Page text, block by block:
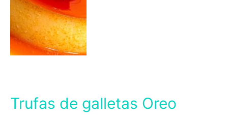
Trufas de galletas Oreo